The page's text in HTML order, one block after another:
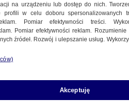
14.01.2017, 22:14
na urządzeniu lub dostęp do nich.
profili w celu doboru spersonalizowanych
Pomiar efektywności treści.
Pomiar efektywności reklam.
źródeł. Rozwój i ulepszanie usług.
Akceptuję